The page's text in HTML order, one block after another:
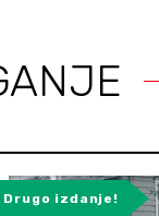
Drugo izdanje!